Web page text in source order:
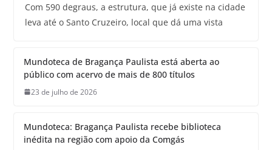
Com 590 degraus, a estrutura, que já existe na cidade
leva até o Santo Cruzeiro, local que dá uma vista
Mundoteca de Bragança Paulista está aberta ao
público com acervo de mais de 800 títulos
23 de julho de 2026
Mundoteca: Bragança Paulista recebe biblioteca
inédita na região com apoio da Comgás